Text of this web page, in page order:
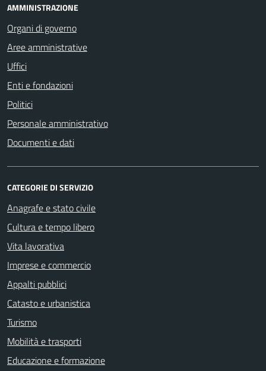
AMMINISTRAZIONE
Organi di governo
Aree amministrative
Uffici
Enti e fondazioni
Politici
Personale amministrativo
Documenti e dati
CATEGORIE DI SERVIZIO
Anagrafe e stato civile
Cultura e tempo libero
Vita lavorativa
Imprese e commercio
Appalti pubblici
Catasto e urbanistica
Turismo
Mobilità e trasporti
Educazione e formazione